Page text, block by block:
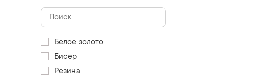
Белое золото
Бисер
Резина